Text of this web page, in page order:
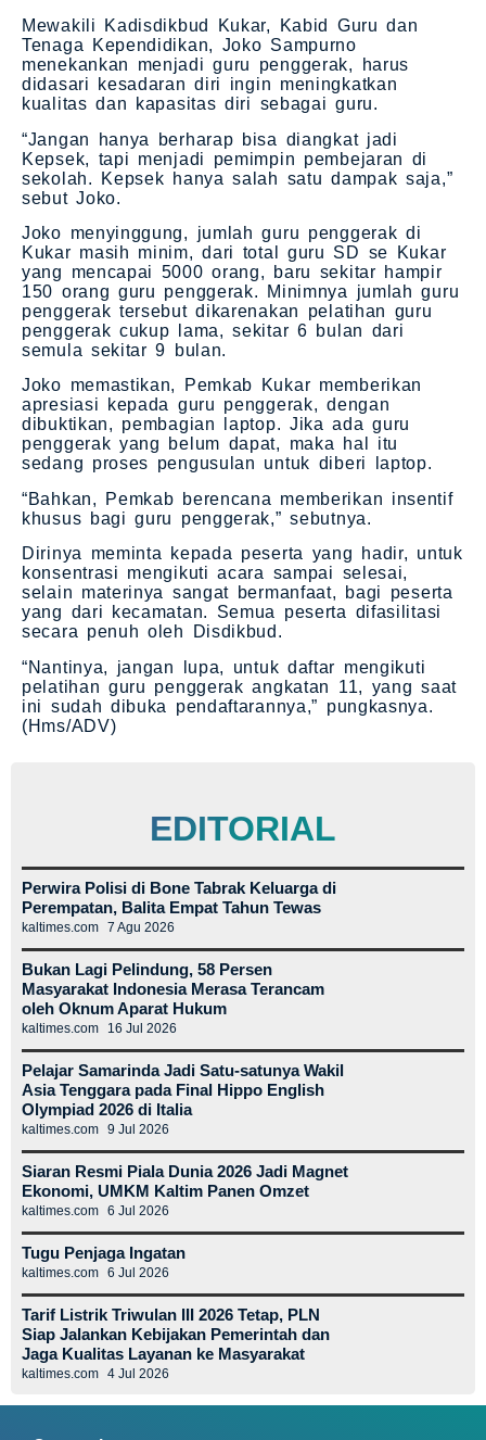
Mewakili Kadisdikbud Kukar, Kabid Guru dan
Tenaga Kependidikan, Joko Sampurno
menekankan menjadi guru penggerak, harus
didasari kesadaran diri ingin meningkatkan
kualitas dan kapasitas diri sebagai guru.
“Jangan hanya berharap bisa diangkat jadi
Kepsek, tapi menjadi pemimpin pembejaran di
sekolah. Kepsek hanya salah satu dampak saja,”
sebut Joko.
Joko menyinggung, jumlah guru penggerak di
Kukar masih minim, dari total guru SD se Kukar
yang mencapai 5000 orang, baru sekitar hampir
150 orang guru penggerak. Minimnya jumlah guru
penggerak tersebut dikarenakan pelatihan guru
penggerak cukup lama, sekitar 6 bulan dari
semula sekitar 9 bulan.
Joko memastikan, Pemkab Kukar memberikan
apresiasi kepada guru penggerak, dengan
dibuktikan, pembagian laptop. Jika ada guru
penggerak yang belum dapat, maka hal itu
sedang proses pengusulan untuk diberi laptop.
“Bahkan, Pemkab berencana memberikan insentif
khusus bagi guru penggerak,” sebutnya.
Dirinya meminta kepada peserta yang hadir, untuk
konsentrasi mengikuti acara sampai selesai,
selain materinya sangat bermanfaat, bagi peserta
yang dari kecamatan. Semua peserta difasilitasi
secara penuh oleh Disdikbud.
“Nantinya, jangan lupa, untuk daftar mengikuti
pelatihan guru penggerak angkatan 11, yang saat
ini sudah dibuka pendaftarannya,” pungkasnya.
(Hms/ADV)
EDITORIAL
Perwira Polisi di Bone Tabrak Keluarga di
Perempatan, Balita Empat Tahun Tewas
kaltimes.com 7 Agu 2026
Bukan Lagi Pelindung, 58 Persen
Masyarakat Indonesia Merasa Terancam
oleh Oknum Aparat Hukum
kaltimes.com 16 Jul 2026
Pelajar Samarinda Jadi Satu-satunya Wakil
Asia Tenggara pada Final Hippo English
Olympiad 2026 di Italia
kaltimes.com 9 Jul 2026
Siaran Resmi Piala Dunia 2026 Jadi Magnet
Ekonomi, UMKM Kaltim Panen Omzet
kaltimes.com 6 Jul 2026
Tugu Penjaga Ingatan
kaltimes.com 6 Jul 2026
Tarif Listrik Triwulan III 2026 Tetap, PLN
Siap Jalankan Kebijakan Pemerintah dan
Jaga Kualitas Layanan ke Masyarakat
kaltimes.com 4 Jul 2026